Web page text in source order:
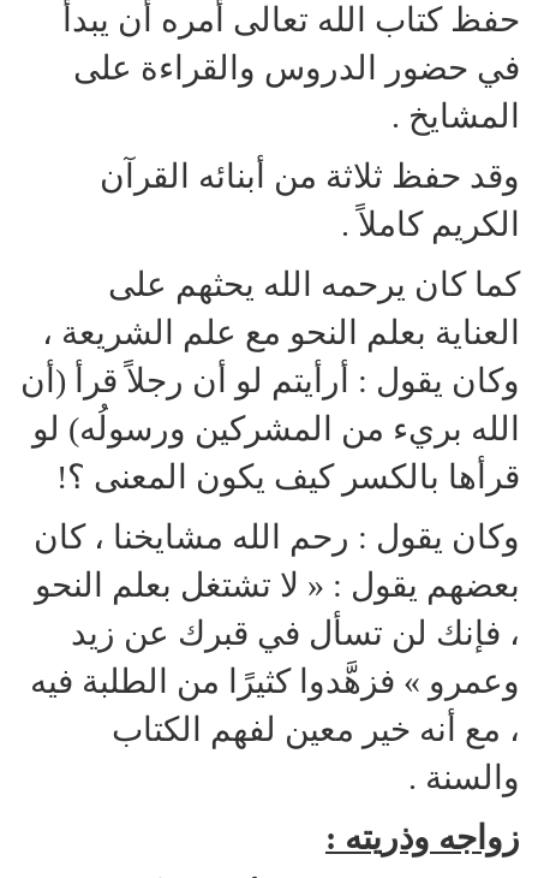
حفظ كتاب الله تعالى أمره أن يبدأ
في حضور الدروس والقراءة على
المشايخ .
وقد حفظ ثلاثة من أبنائه القرآن
الكريم كاملاً .
كما كان يرحمه الله يحثهم على
العناية بعلم النحو مع علم الشريعة ،
وكان يقول : أرأيتم لو أن رجلاً قرأ (أن
الله بريء من المشركين ورسولُه) لو
قرأها بالكسر كيف يكون المعنى ؟!
وكان يقول : رحم الله مشايخنا ، كان
بعضهم يقول : « لا تشتغل بعلم النحو
، فإنك لن تسأل في قبرك عن زيد
وعمرو » فزهَّدوا كثيرًا من الطلبة فيه
، مع أنه خير معين لفهم الكتاب
والسنة .
زواجه وذريته :